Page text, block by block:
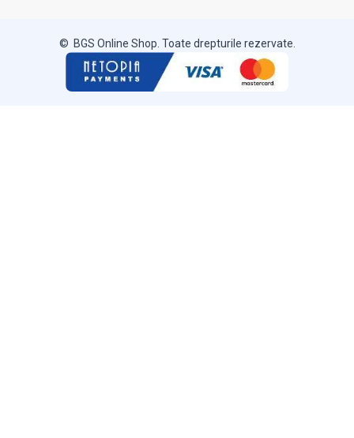
© BGS Online Shop. Toate drepturile rezervate.